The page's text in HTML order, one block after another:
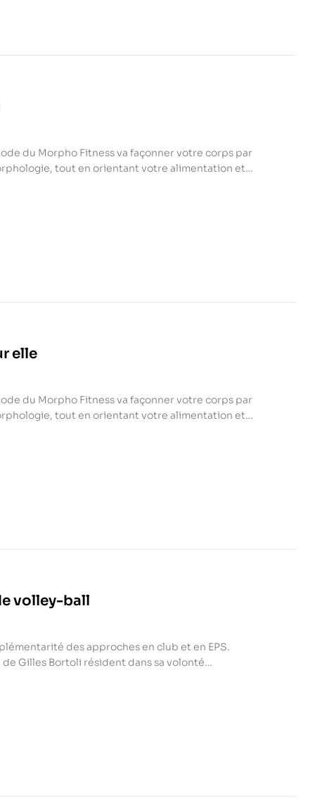
du Morpho Fitness va façonner votre corps par
tout en orientant votre alimentation et
petit trapu, enveloppé, faux maigre…
elle
du Morpho Fitness va façonner votre corps par
tout en orientant votre alimentation et
mince, petite trapue, enveloppée, fausse
volley-ball
des approches en club et en EPS.
Gilles Bortoli résident dans sa volonté